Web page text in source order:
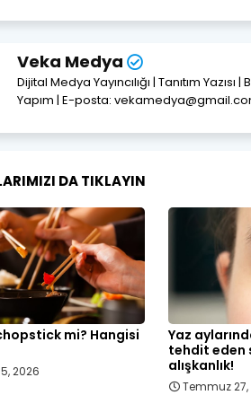
Veka Medya
Dijital Medya Yayıncılığı | Tanıtım
Yapım | E-posta:
DA TIKLAYIN
mi? Hangisi
2026
Yaz
tehdit eden
alışkanlık!
Temmuz 27,